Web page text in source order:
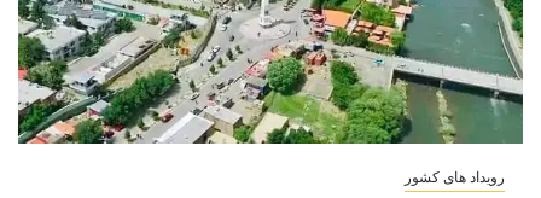
رویداد های کشور